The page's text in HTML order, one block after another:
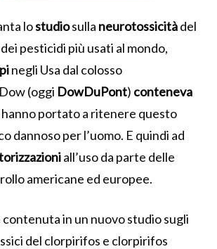
lostudiosulla neurotossicitàdel
pesticidi più usati al mondo,
negli Usa dal colosso
(oggi DowDuPont) conteneva
hanno portato a ritenere questo
dannoso per l’uomo. E quindi ad
all’uso da parte delle
americane ed europee.
contenuta in un nuovo studio sugli
del clorpirifos e clorpirifos